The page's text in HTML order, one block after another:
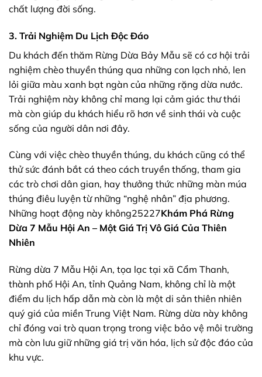
chất lượng đời sống.
3. Trải Nghiệm Du Lịch Độc Đáo
Du khách đến thăm Rừng Dừa Bảy Mẫu sẽ có cơ hội trải
nghiệm chèo thuyền thúng qua những con lạch nhỏ, len
lỏi giữa màu xanh bạt ngàn của những rặng dừa nước.
Trải nghiệm này không chỉ mang lại cảm giác thư thái
mà còn giúp du khách hiểu rõ hơn về sinh thái và cuộc
sống của người dân nơi đây.
Cùng với việc chèo thuyền thúng, du khách cũng có thể
thử sức đánh bắt cá theo cách truyền thống, tham gia
các trò chơi dân gian, hay thưởng thức những màn múa
thúng điêu luyện từ những “nghệ nhân” địa phương.
Những hoạt động này không25227Khám Phá Rừng
Dừa 7 Mẫu Hội An – Một Giá Trị Vô Giá Của Thiên
Nhiên
Rừng dừa 7 Mẫu Hội An, tọa lạc tại xã Cẩm Thanh,
thành phố Hội An, tỉnh Quảng Nam, không chỉ là một
điểm du lịch hấp dẫn mà còn là một di sản thiên nhiên
quý giá của miền Trung Việt Nam. Rừng dừa này không
chỉ đóng vai trò quan trọng trong việc bảo vệ môi trường
mà còn lưu giữ những giá trị văn hóa, lịch sử độc đáo của
khu vực.